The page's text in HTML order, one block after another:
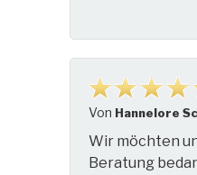
Von Hannelore
Wir möchten
Beratung